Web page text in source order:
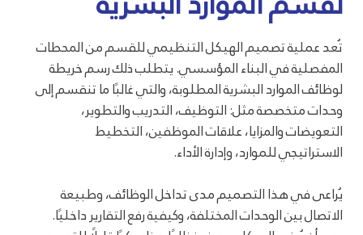
تُعد عملية تصميم الهيكل التنظيمي للقسم من المحطات
المفصلية في البناء المؤسسي. يتطلب ذلك رسم خريطة
لوظائف الموارد البشرية المطلوبة، والتي غالبًا ما تنقسم إلى
وحدات متخصصة مثل: التوظيف، التدريب والتطوير،
التعويضات والمزايا، علاقات الموظفين، التخطيط
الاستراتيجي للموارد، وإدارة الأداء.
يُراعى في هذا التصميم مدى تداخل الوظائف، وطبيعة
الاتصال بين الوحدات المختلفة، وكيفية رفع التقارير داخليًا.